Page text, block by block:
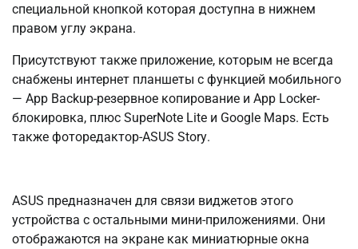
специальной кнопкой которая доступна в нижнем
правом углу экрана.
Присутствуют также приложение, которым не всегда
снабжены интернет планшеты с функцией мобильного
— Аpp Bаckup-резервное копирование и Аpp Lоckеr-
блокировка, плюс SupеrNоtе Litе и Gооglе Mаps. Есть
также фоторедактор-АSUS Stоrу.
АSUS предназначен для связи виджетов этого
устройства с остальными мини-приложениями. Они
отображаются на экране как миниатюрные окна